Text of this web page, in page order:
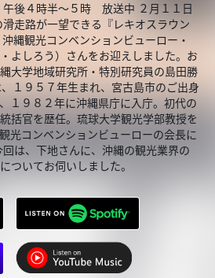
後４時半～５時 放送中 ２月１１日
走路が一望できる『レキオスラウン
縄観光コンベンションビューロー・
よしろう）さんをお迎えしました。お
大学地域研究所・特別研究員の島田勝
１９５７年生まれ、宮古島市のご出身
１９８２年に沖縄県庁に入庁。初代の
括官を歴任。琉球大学観光学部教授を
光コンベンションビューローの会長に
は、下地さんに、沖縄の観光業界の
ついてお伺いしました。